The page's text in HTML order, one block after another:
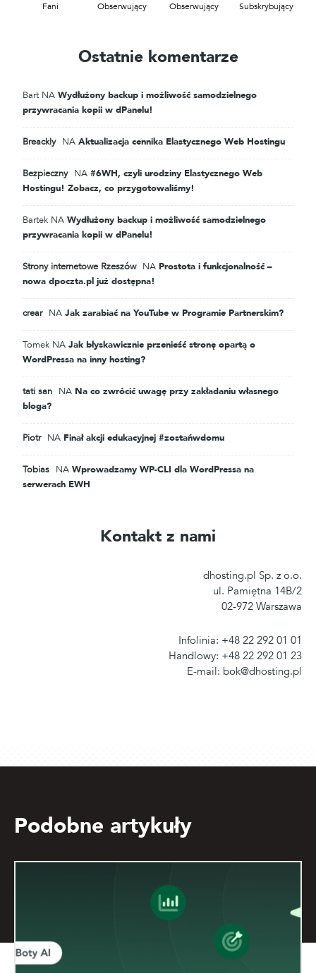
Fani Obserwujący Obserwujący Subskrybujący
Ostatnie komentarze
Bart NA Wydłużony backup i możliwość samodzielnego
przywracania kopii w dPanelu!
Breackly NA Aktualizacja cennika Elastycznego Web Hostingu
Bezpieczny NA #6WH, czyli urodziny Elastycznego Web
Hostingu! Zobacz, co przygotowaliśmy!
Bartek NA Wydłużony backup i możliwość samodzielnego
przywracania kopii w dPanelu!
Strony internetowe Rzeszów NA Prostota i funkcjonalność –
nowa dpoczta.pl już dostępna!
crear NA Jak zarabiać na YouTube w Programie Partnerskim?
Tomek NA Jak błyskawicznie przenieść stronę opartą o
WordPressa na inny hosting?
tati san NA Na co zwrócić uwagę przy zakładaniu własnego
bloga?
Piotr NA Finał akcji edukacyjnej #zostańwdomu
Tobias NA Wprowadzamy WP-CLI dla WordPressa na
serwerach EWH
Kontakt z nami
dhosting.pl Sp. z o.o.
ul. Pamiętna 14B/2
02-972 Warszawa
Infolinia: +48 22 292 01 01
Handlowy: +48 22 292 01 23
E-mail: bok@dhosting.pl
Podobne artykuły